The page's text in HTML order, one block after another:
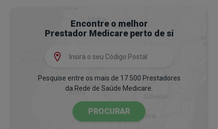
terapia de exposição (TE).
pacientes aos seus próprios distúrbios
consciencializando-os gradualmente e a
processá-los, enquanto a TCC procura ajudar os
pacientes a identificar e mudar padrões de
pensamento negativo/obsessivo.
Encontre o melhor
Prestador Medicare perto de si
Pesquise entre os mais de 17 500 Prestadores
da Rede de Saúde Medicare.
PROCURAR